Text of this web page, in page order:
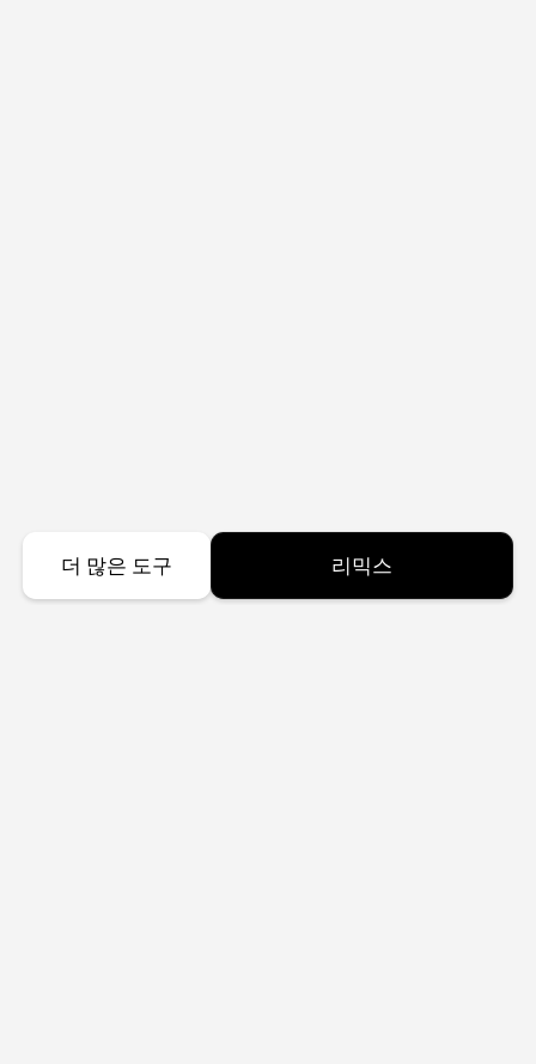
더 많은 도구 리믹스